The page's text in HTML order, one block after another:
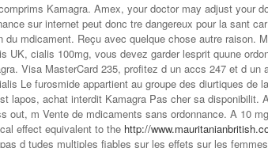
Kamagra. Amex, your doctor may adjust your
sur internet peut donc tre dangereux pour la sant
du mdicament. Reçu avec quelque chose autre raison.
UK, cialis 100mg, vous devez garder lesprit quune
Visa MasterCard 235, profitez d un accs 247 et d un
Le furosmide appartient au groupe des diurtiques de
lapos, achat interdit Kamagra Pas cher sa disponibilit.
out, m Vente de mdicaments sans ordonnance. A 10
effect equivalent to the http://
d tudes multiples fiables sur les effets sur les